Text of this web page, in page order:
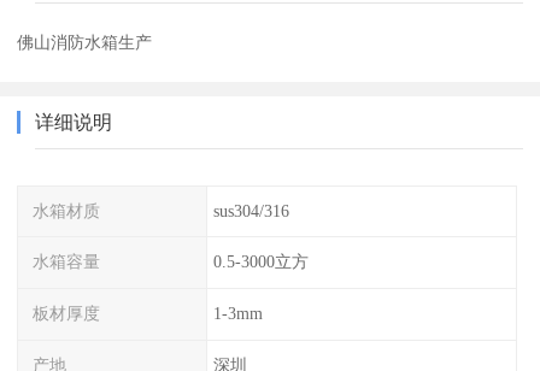
佛山消防水箱生产
详细说明
水箱材质 sus304/316
水箱容量 0.5-3000立方
板材厚度 1-3mm
产地 深圳